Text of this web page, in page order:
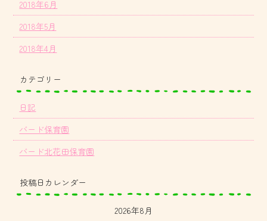
2018年6月
2018年5月
2018年4月
カテゴリー
日記
バード保育園
バード北花田保育園
投稿日カレンダー
2026年8月